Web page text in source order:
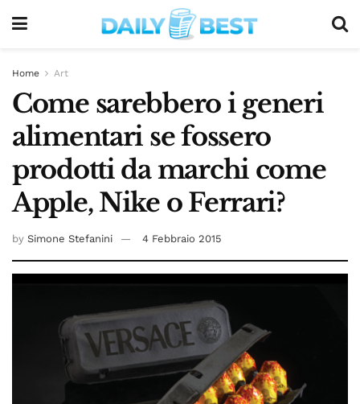
Home Art
Come sarebbero i generi
alimentari se fossero
prodotti da marchi come
Apple, Nike o Ferrari?
by Simone Stefanini 4 Febbraio 2015